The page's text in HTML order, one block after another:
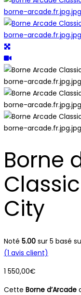
Borne
City
Noté 5.00 sur 5 basé
(1 avis client)
1 550,00€
Cette Borne d’Arcade